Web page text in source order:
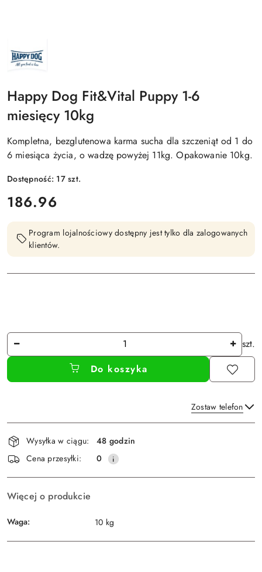
PRODUCENTA:
HAPPY
DOG
Happy Dog Fit&Vital Puppy 1-6
miesięcy 10kg
Kompletna, bezglutenowa karma sucha dla szczeniąt od 1 do
6 miesiąca życia, o wadzę powyżej 11kg. Opakowanie 10kg.
Dostępność: 17szt.
cena:
186.96
Program lojalnościowy dostępny jest tylko dla zalogowanych
klientów.
Ilość
szt.
Do koszyka
Zostaw telefon
Wyślij
Dostępność
i
dostawa
Wysyłka w ciągu:
48 godzin
Cena przesyłki:
0
Więcej o produkcie
Waga: 10 kg